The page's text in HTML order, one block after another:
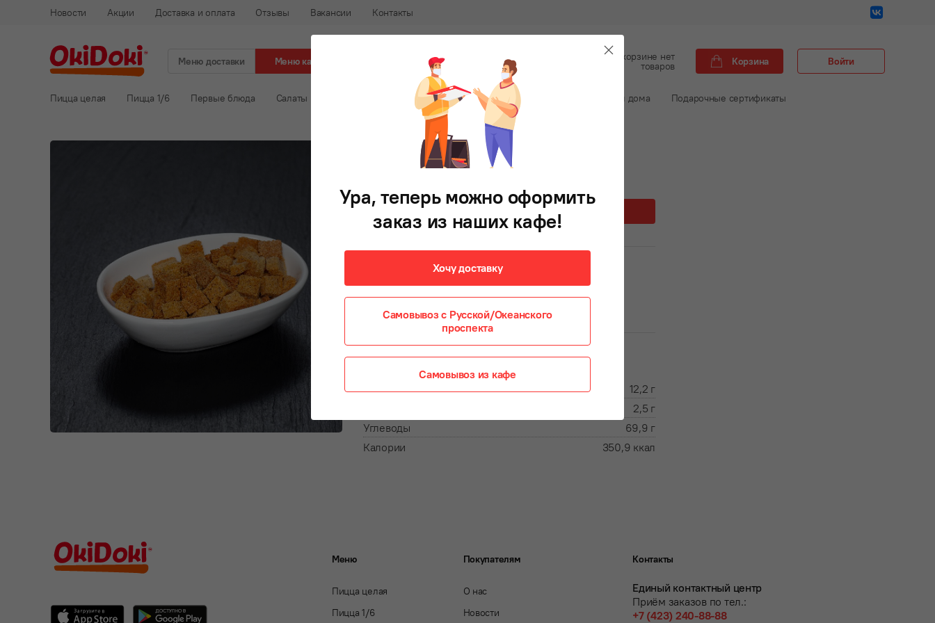
Новости Акции Доставка и оплата Отзывы Вакансии Контакты
Меню доставки Меню кафе 240-88-88
Доставка еды во Владивостоке
В корзине нет
товаров Корзина Войти
Пицца целая Пицца 1/6 Первые блюда Салаты Напитки Десерты Готовим дома Подарочные сертификаты
Сухарики
15 ₽ В корзину
Энергетическая ценность на 100 г
Белки
12,2 г
2,5 г
Углеводы
69,9 г
Калории
350,9 ккал
Меню
Пицца целая
Пицца 1/6
Покупателям
О нас
Новости
Контакты
Единый контактный центр
Приём заказов по тел.:
+7 (423) 240-88-88
Ура, теперь можно оформить
заказ из наших кафе!
Хочу доставку
Самовывоз с Русской/Океанского
проспекта
Самовывоз из кафе